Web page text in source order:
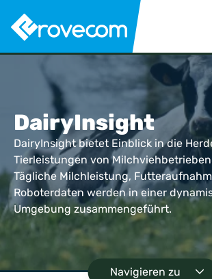
DairyInsight
DairyInsight bietet Einblick in die
Tierleistungen von
Tägliche Milchleistung,
Roboterdaten werden in einer
Umgebung zusammengeführt.
Navigieren zu